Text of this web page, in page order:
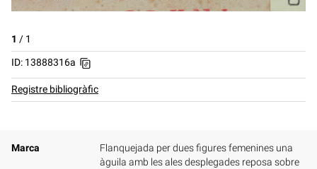
1 / 1
ID: 13888316a
Registre bibliogràfic
Marca
Flanquejada per dues figures femenines una
àguila amb les ales desplegades reposa sobre